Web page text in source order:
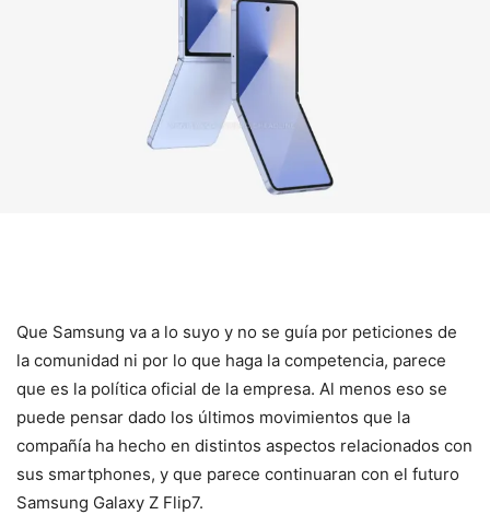
Que Samsung va a lo suyo y no se guía por peticiones de
la comunidad ni por lo que haga la competencia, parece
que es la política oficial de la empresa. Al menos eso se
puede pensar dado los últimos movimientos que la
compañía ha hecho en distintos aspectos relacionados con
sus smartphones, y que parece continuaran con el futuro
Samsung Galaxy Z Flip7.